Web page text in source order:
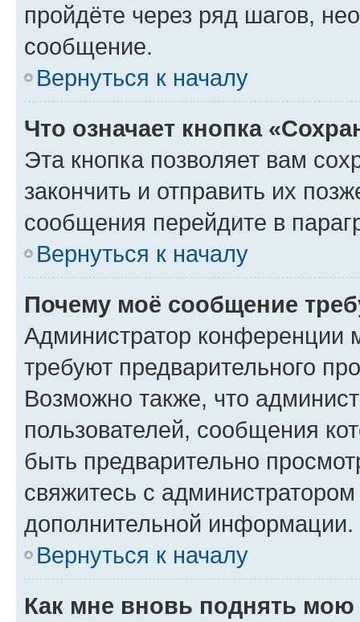
пройдёте через ряд шагов,
сообщение.
Вернуться к началу
Что означает кнопка
Эта кнопка позволяет вам
закончить и отправить их
сообщения перейдите в
Вернуться к началу
Почему моё сообщение
Администратор конференции
требуют предварительного
Возможно также, что
пользователей, сообщения
быть предварительно
свяжитесь с
дополнительной информации.
Вернуться к началу
Как мне вновь поднять мою